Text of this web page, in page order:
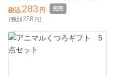
税込 283 円
完売
（税別 258 円)